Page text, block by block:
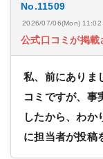
No.11509
2026/07/06(Mon) 11:02
公式口コミが掲
私、前にありま
コミですが、事
したから、わか
に担当者が投稿